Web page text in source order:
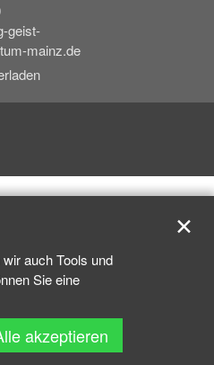
geist-
mainz.de
auch Tools und
Sie eine
akzeptieren
✕